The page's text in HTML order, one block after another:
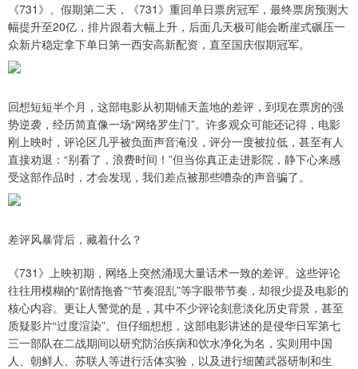
《731》。假期第二天，《731》重回单日票房冠军，最终票房预测大
幅提升至20亿，排片跟着大幅上升，后面几天极可能会断崖式碾压一
众新片稳定拿下单日第一西安高新配资，直至国庆假期冠军。
回想短短半个月，这部电影从初期铺天盖地的差评，到现在票房的强
势逆袭，经历简直像一场“网络罗生门”。许多观众可能还记得，电影
刚上映时，评论区几乎被负面声音淹没，评分一度被拉低，甚至有人
直接劝退：“别看了，浪费时间！”但当你真正走进影院，静下心来感
受这部作品时，才会发现，我们差点被那些嘈杂的声音骗了。
差评风暴背后，藏着什么？
《731》上映初期，网络上突然涌现大量话术一致的差评。这些评论
往往用模糊的“剧情拖沓”“节奏混乱”等字眼带节奏，却很少提及电影的
核心内容。更让人警觉的是，其中不少评论刻意淡化历史背景，甚至
质疑影片“过度渲染”。但仔细想想，这部电影讲述的是侵华日军第七
三一部队在二战期间以研究防治疾病和饮水净化为名，实则用中国
人、朝鲜人、苏联人等进行活体实验，以及进行细菌武器研制和生